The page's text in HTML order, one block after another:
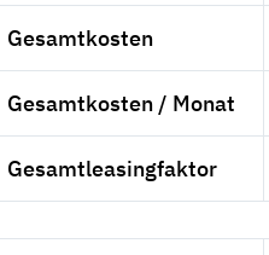
Gesamtkosten
Gesamtkosten / Monat
Gesamtleasingfaktor